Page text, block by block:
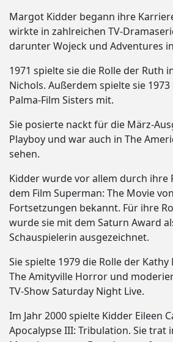
Margot Kidder begann ihre
wirkte in zahlreichen TV-
darunter Wojeck und Adventures
1971 spielte sie die Rolle der Ruth
Nichols. Außerdem spielte sie
Palma-Film Sisters mit.
Sie posierte nackt für die März-
Playboy und war auch in The
sehen.
Kidder wurde vor allem durch ihre
dem Film Superman: The Movie
Fortsetzungen bekannt. Für ihre
wurde sie mit dem Saturn Award
Schauspielerin ausgezeichnet.
Sie spielte 1979 die Rolle der Kathy
The Amityville Horror und
TV-Show Saturday Night Live.
Im Jahr 2000 spielte Kidder Eileen
Apocalypse III: Tribulation. Sie trat